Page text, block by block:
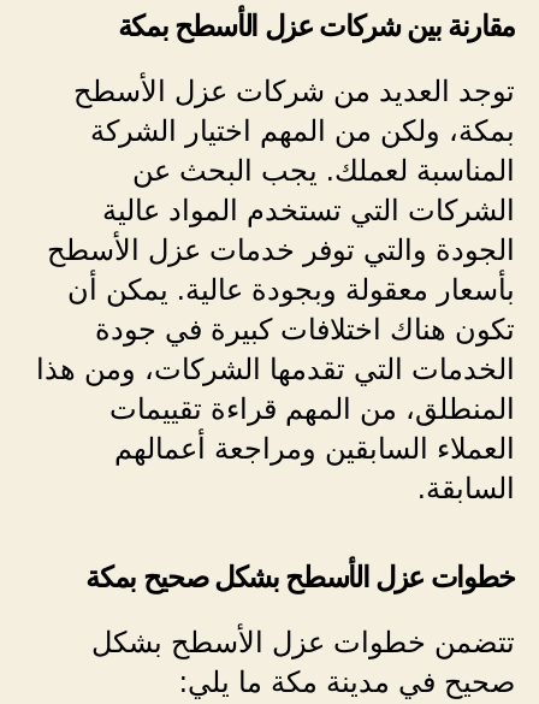
مقارنة بين شركات عزل الأسطح بمكة
توجد العديد من شركات عزل الأسطح
بمكة، ولكن من المهم اختيار الشركة
المناسبة لعملك. يجب البحث عن
الشركات التي تستخدم المواد عالية
الجودة والتي توفر خدمات عزل الأسطح
بأسعار معقولة وبجودة عالية. يمكن أن
تكون هناك اختلافات كبيرة في جودة
الخدمات التي تقدمها الشركات، ومن هذا
المنطلق، من المهم قراءة تقييمات
العملاء السابقين ومراجعة أعمالهم
السابقة.
خطوات عزل الأسطح بشكل صحيح بمكة
تتضمن خطوات عزل الأسطح بشكل
صحيح في مدينة مكة ما يلي: